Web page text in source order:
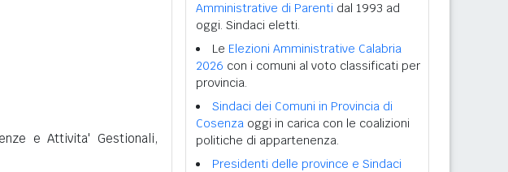
e Attivita' Gestionali,
Amministrative di Parenti dal 1993 ad
oggi. Sindaci eletti.
Le Elezioni Amministrative Calabria
2026 con i comuni al voto classificati per
provincia.
Sindaci dei Comuni in Provincia di
Cosenza oggi in carica con le coalizioni
politiche di appartenenza.
Presidenti delle province e Sindaci